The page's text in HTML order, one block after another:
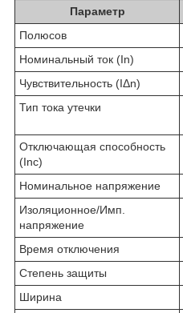
Параметр
Полюсов
Номинальный ток (In)
Чувствительность (IΔn)
Тип тока утечки
Отключающая способность
(Inc)
Номинальное напряжение
Изоляционное/Имп.
напряжение
Время отключения
Степень защиты
Ширина